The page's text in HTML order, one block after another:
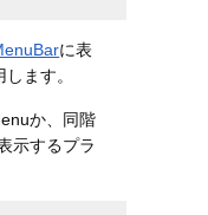
に表
ます。
か、同階
示するプラ